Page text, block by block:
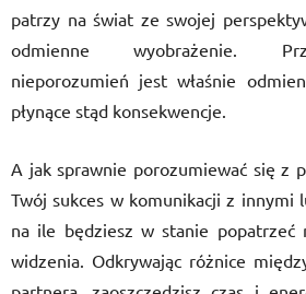
patrzy na świat ze swojej
odmienne wyobrażenie.
nieporozumień jest właśnie
płynące stąd konsekwencje.
A jak sprawnie porozumiewać się z
Twój sukces w komunikacji z innymi
na ile będziesz w stanie popatrzeć
widzenia. Odkrywając różnice